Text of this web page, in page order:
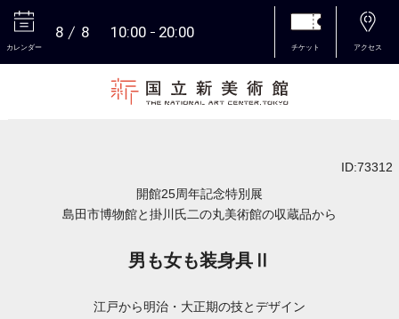
カレンダー
8 8 10:00 20:00
チケット アクセス
ID:73312
開館25周年記念特別展
島田市博物館と掛川氏二の丸美術館の収蔵品から
男も女も装身具Ⅱ
江戸から明治・大正期の技とデザイン